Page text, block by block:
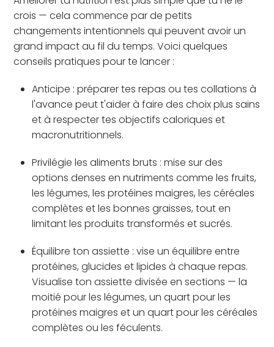
crois — cela commence par de petits
changements intentionnels qui peuvent avoir un
grand impact au fil du temps. Voici quelques
conseils pratiques pour te lancer :
Anticipe : préparer tes repas ou tes collations à
l'avance peut t'aider à faire des choix plus sains
et à respecter tes objectifs caloriques et
macronutritionnels.
Privilégie les aliments bruts : mise sur des
options denses en nutriments comme les fruits,
les légumes, les protéines maigres, les céréales
complètes et les bonnes graisses, tout en
limitant les produits transformés et sucrés.
Équilibre ton assiette : vise un équilibre entre
protéines, glucides et lipides à chaque repas.
Visualise ton assiette divisée en sections — la
moitié pour les légumes, un quart pour les
protéines maigres et un quart pour les céréales
complètes ou les féculents.